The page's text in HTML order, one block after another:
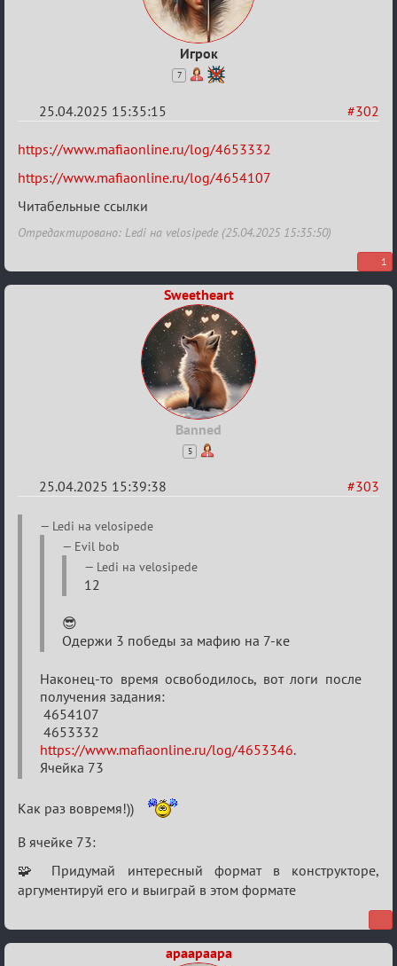
Игрок
7
#302
25.04.2025 15:35:15
Re:
Sweet
⚡Evil
https://www.mafiaonline.ru/log/4653332
https://www.mafiaonline.ru/log/4654107
Читабельные ссылки
Отредактировано: Ledi на velosipede (25.04.2025 15:35:50)
1
Sweetheart
Banned
5
#303
25.04.2025 15:39:38
Re:
Sweet
Ledi на velosipede
Evil bob
Ledi на velosipede
12
😎
Одержи 3 победы за мафию на 7-ке
Наконец-то время освободилось, вот логи после
получения задания:
4654107
4653332
https://www.mafiaonline.ru/log/4653346.
Ячейка 73
Как раз вовремя!))
В ячейке 73:
🧩 Придумай интересный формат в конструкторе,
аргументируй его и выиграй в этом формате
apaapaapa